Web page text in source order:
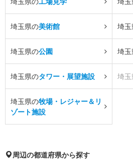
埼玉県の美術館 埼
埼玉県の公園 埼
埼玉県のタワー・展望施設 埼
埼玉県の牧場・レジャー＆リ
ゾート施設
周辺の都道府県から探す